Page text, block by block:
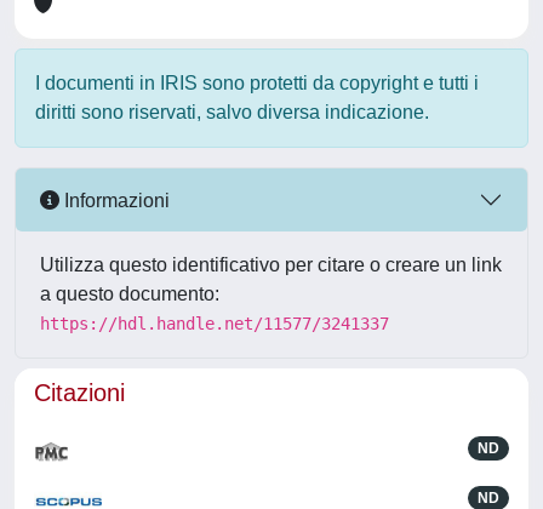
I documenti in IRIS sono protetti da copyright e tutti i
diritti sono riservati, salvo diversa indicazione.
Informazioni
Utilizza questo identificativo per citare o creare un link
a questo documento:
https://hdl.handle.net/11577/3241337
Citazioni
ND
ND